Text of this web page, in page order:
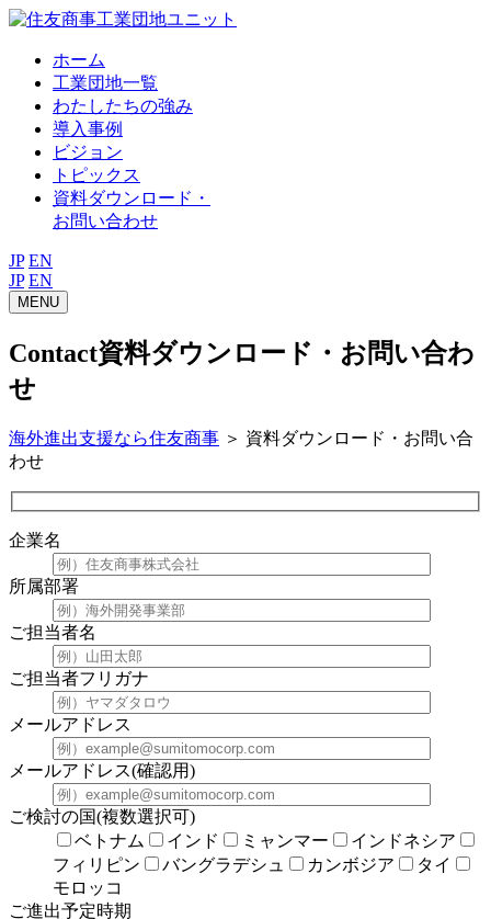
⼯業団地ユニット
ホーム
工業団地一覧
わたしたちの強み
導入事例
ビジョン
トピックス
資料ダウンロード・
お問い合わせ
JP EN
JP EN
MENU
Contact資料ダウンロード・お問い合わ
せ
海外進出支援なら住友商事 ＞ 資料ダウンロード・お問い合
わせ
企業名
所属部署
ご担当者名
ご担当者フリガナ
メールアドレス
メールアドレス(確認用)
ご検討の国(複数選択可)
ベトナム
インド ミャンマー
インドネシア
フィリピン
バングラデシュ カンボジア
タイ
モロッコ
ご進出予定時期